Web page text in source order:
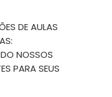
DE AULAS
NOSSOS
PARA SEUS